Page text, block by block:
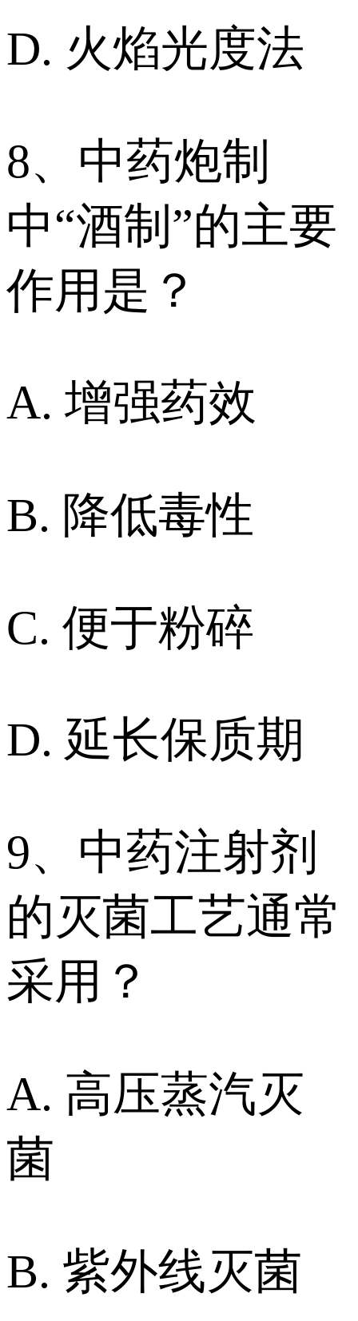
D. 火焰光度法
8、中药炮制
中“酒制”的主要
作用是？
A. 增强药效
B. 降低毒性
C. 便于粉碎
D. 延长保质期
9、中药注射剂
的灭菌工艺通常
采用？
A. 高压蒸汽灭
菌
B. 紫外线灭菌